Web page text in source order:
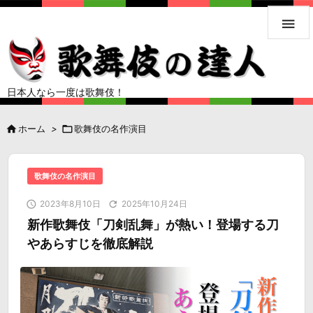
日本人なら一度は歌舞伎！

 ホーム > 歌舞伎の名作演目
歌舞伎の名作演目
 2023年8月10日  2025年10月24日
新作歌舞伎「刀剣乱舞」が熱い！登場する刀
やあらすじを徹底解説